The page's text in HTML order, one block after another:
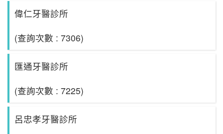
偉仁牙醫診所
(查詢次數 : 7306)
匯通牙醫診所
(查詢次數 : 7225)
呂忠孝牙醫診所